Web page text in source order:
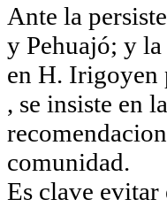
Ante la
y Pehuajó; y
en H. Irigoyen
, se insiste en
comunidad.
Es clave evitar